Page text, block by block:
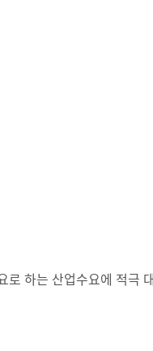
하는 산업수요에 적극